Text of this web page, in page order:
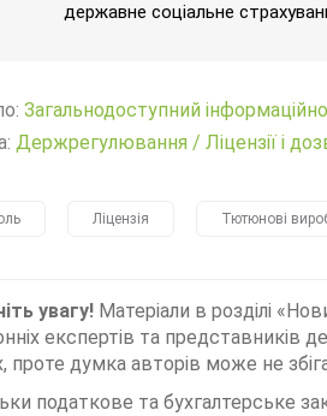
державне соціальне
Загальнодоступний
Держрегулювання / Ліцензії і
Ліцензія Тютюнові
увагу! Матеріали в розділі
експертів та представників
проте думка авторів може не
податкове та бухгалтерське